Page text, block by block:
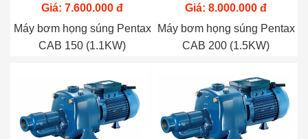
Giá: 7.600.000 đ
Máy bơm họng súng Pentax
CAB 150 (1.1KW)
Giá: 8.000.000 đ
Máy bơm họng súng Pentax
CAB 200 (1.5KW)